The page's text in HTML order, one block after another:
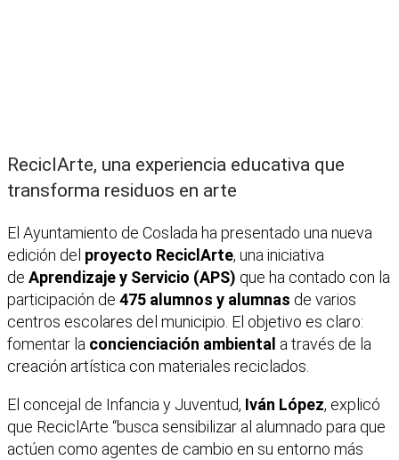
ReciclArte, una experiencia educativa que
transforma residuos en arte
El Ayuntamiento de Coslada ha presentado una nueva
edición del proyecto ReciclArte, una iniciativa
de Aprendizaje y Servicio (APS) que ha contado con la
participación de 475 alumnos y alumnas de varios
centros escolares del municipio. El objetivo es claro:
fomentar la concienciación ambiental a través de la
creación artística con materiales reciclados.
El concejal de Infancia y Juventud, Iván López, explicó
que ReciclArte “busca sensibilizar al alumnado para que
actúen como agentes de cambio en su entorno más